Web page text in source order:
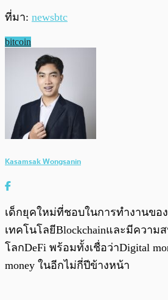
ที่มา: newsbtc
bitcoin
Kasamsak Wongsanin
เด็กยุคใหม่ที่ชอบในการทำงานของ
เทคโนโลยีBlockchainและมีความ
โลกDeFi พร้อมทั้งเชื่อว่าDigital
money ในอีกไม่กี่ปีข้างหน้า